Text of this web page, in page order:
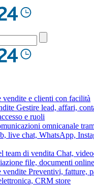
vendite e clienti con facilità
Gestire lead, affari,
e ruoli
omnicanale
live chat, WhatsApp,
team di vendita Chat,
file, documenti online
vendite Preventivi, fatture,
CRM store